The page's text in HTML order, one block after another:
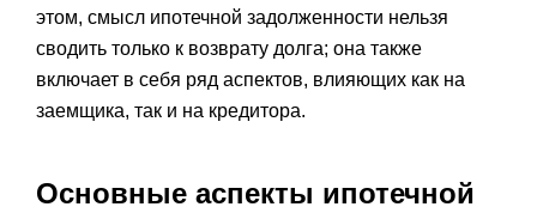
этом, смысл ипотечной задолженности нельзя
сводить только к возврату долга; она также
включает в себя ряд аспектов, влияющих как на
заемщика, так и на кредитора.
Основные аспекты ипотечной